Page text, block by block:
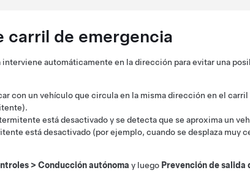
carril de emergencia
automáticamente en la dirección para evitar una
con un vehículo que circula en la misma dirección en el carril
está desactivado y se detecta que se aproxima un
está desactivado (por ejemplo, cuando se desplaza muy
> Conducción autónoma y luego Prevención de salida